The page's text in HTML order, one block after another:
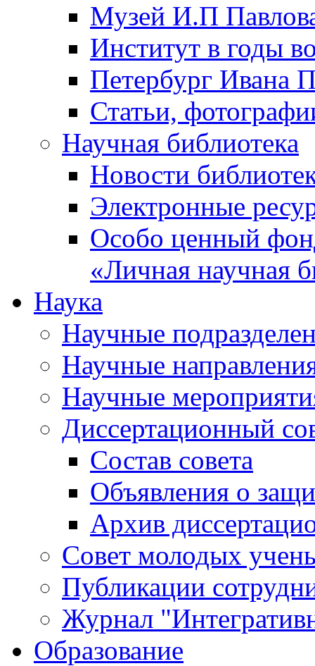
Музей И.П
Институт в годы
Петербург Ивана
Статьи,
Научная библиотека
Новости
Электронные
Особо ценный
«Личная научная
Наука
Научные
Научные
Научные
Диссертационный
Состав совета
Объявления о
Архив
Совет молодых
Публикации
Журнал
Образование